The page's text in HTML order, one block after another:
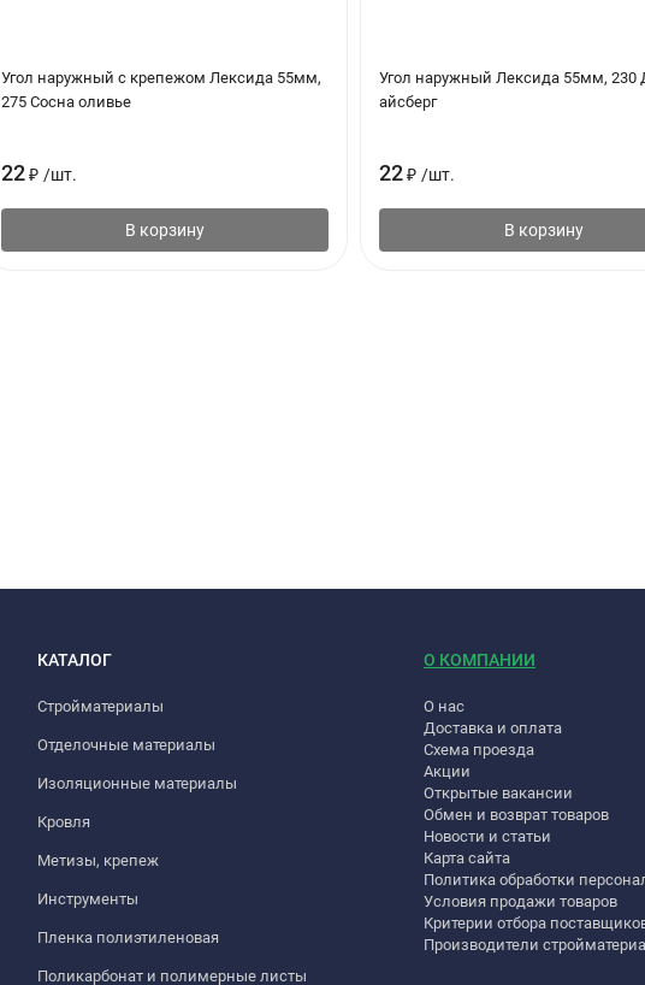
Угол наружный с крепежом Лексида 55мм,
275 Сосна оливье
22 ₽ /шт.
В корзину
Угол наружный Лексида 55мм, 230
айсберг
22 ₽ /шт.
В корзину
КАТАЛОГ
Стройматериалы
Отделочные материалы
Изоляционные материалы
Кровля
Метизы, крепеж
Инструменты
Пленка полиэтиленовая
Поликарбонат и полимерные листы
О КОМПАНИИ
О нас
Доставка и оплата
Схема проезда
Акции
Открытые вакансии
Обмен и возврат товаров
Новости и статьи
Карта сайта
Политика обработки
Условия продажи товаров
Критерии отбора
Производители